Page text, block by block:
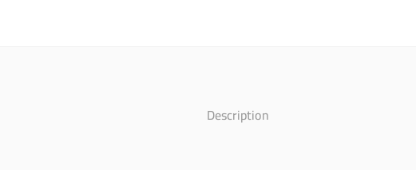
Description